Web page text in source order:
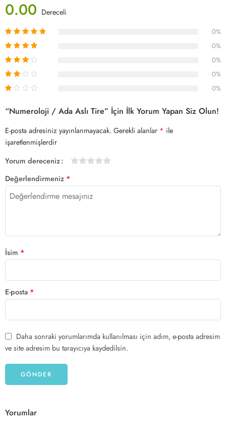
0.00 Dereceli
0%
0%
0%
0%
0%
“Numeroloji / Ada Aslı Tire” İçin İlk Yorum Yapan Siz Olun!
E-posta adresiniz yayınlanmayacak. Gerekli alanlar * ile
işaretlenmişlerdir
Yorum dereceniz
Değerlendirmeniz *
İsim *
E-posta *
Daha sonraki yorumlarımda kullanılması için adım, e-posta adresim
ve site adresim bu tarayıcıya kaydedilsin.
Yorumlar